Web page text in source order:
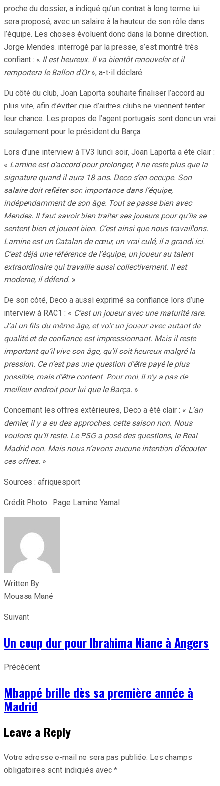
proche du dossier, a indiqué qu’un contrat à long terme lui
sera proposé, avec un salaire à la hauteur de son rôle dans
l’équipe. Les choses évoluent donc dans la bonne direction.
Jorge Mendes, interrogé par la presse, s’est montré très
confiant : « Il est heureux. Il va bientôt renouveler et il
remportera le Ballon d’Or», a-t-il déclaré.
Du côté du club, Joan Laporta souhaite finaliser l’accord au
plus vite, afin d’éviter que d’autres clubs ne viennent tenter
leur chance. Les propos de l’agent portugais sont donc un vrai
soulagement pour le président du Barça.
Lors d’une interview à TV3 lundi soir, Joan Laporta a été clair :
« Lamine est d’accord pour prolonger, il ne reste plus que la
signature quand il aura 18 ans. Deco s’en occupe. Son
salaire doit refléter son importance dans l’équipe,
indépendamment de son âge. Tout se passe bien avec
Mendes. Il faut savoir bien traiter ses joueurs pour qu’ils se
sentent bien et jouent bien. C’est ainsi que nous travaillons.
Lamine est un Catalan de cœur, un vrai culé, il a grandi ici.
C’est déjà une référence de l’équipe, un joueur au talent
extraordinaire qui travaille aussi collectivement. Il est
moderne, il défend. »
De son côté, Deco a aussi exprimé sa confiance lors d’une
interview à RAC1 : « C’est un joueur avec une maturité rare.
J’ai un fils du même âge, et voir un joueur avec autant de
qualité et de confiance est impressionnant. Mais il reste
important qu’il vive son âge, qu’il soit heureux malgré la
pression. Ce n’est pas une question d’être payé le plus
possible, mais d’être content. Pour moi, il n’y a pas de
meilleur endroit pour lui que le Barça. »
Concernant les offres extérieures, Deco a été clair : « L’an
dernier, il y a eu des approches, cette saison non. Nous
voulons qu’il reste. Le PSG a posé des questions, le Real
Madrid non. Mais nous n’avons aucune intention d’écouter
ces offres. »
Sources : afriquesport
Crédit Photo : Page Lamine Yamal
Written By
Moussa Mané
Suivant
Un coup dur pour Ibrahima Niane à Angers
Précédent
Mbappé brille dès sa première année à
Madrid
Leave a Reply
Votre adresse e-mail ne sera pas publiée. Les champs
obligatoires sont indiqués avec *